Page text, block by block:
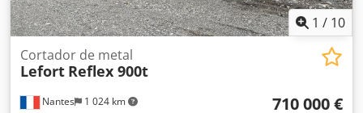
1 / 10
Nantes 1 024 km
Cortador de metal
Lefort Reflex 900t
710 000 €